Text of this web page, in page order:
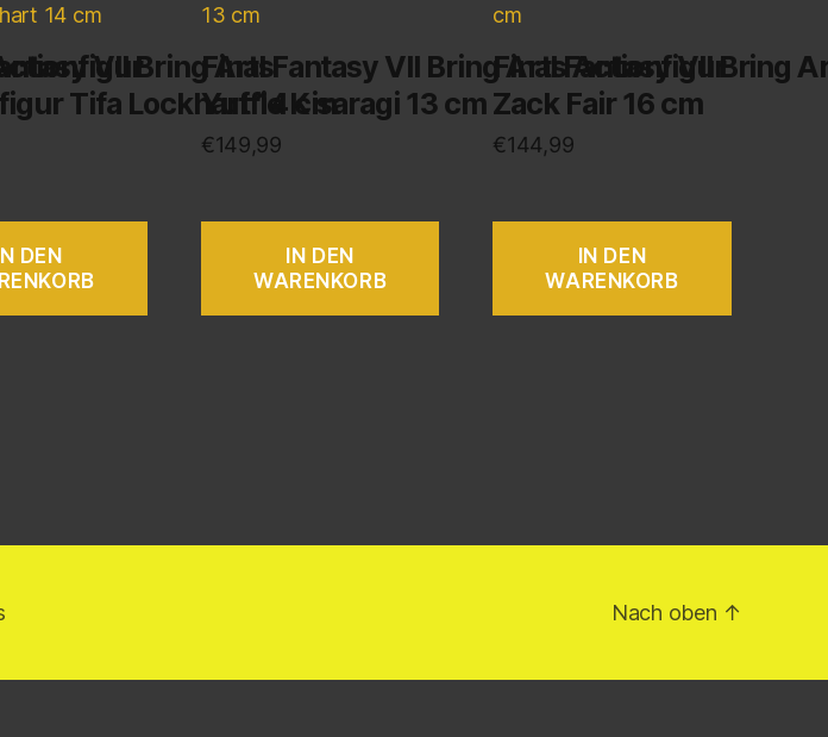
VII Bring Arts
Tifa Lockhart 14 cm
DEN
Final Fantasy VII Bring Arts Actionfigur
Yuffie Kisaragi 13 cm
€149,99
IN DEN
WARENKORB
Final Fantasy VII Bring
Zack Fair 16 cm
€144,99
IN DEN
WARENKORB
Nach oben ↑